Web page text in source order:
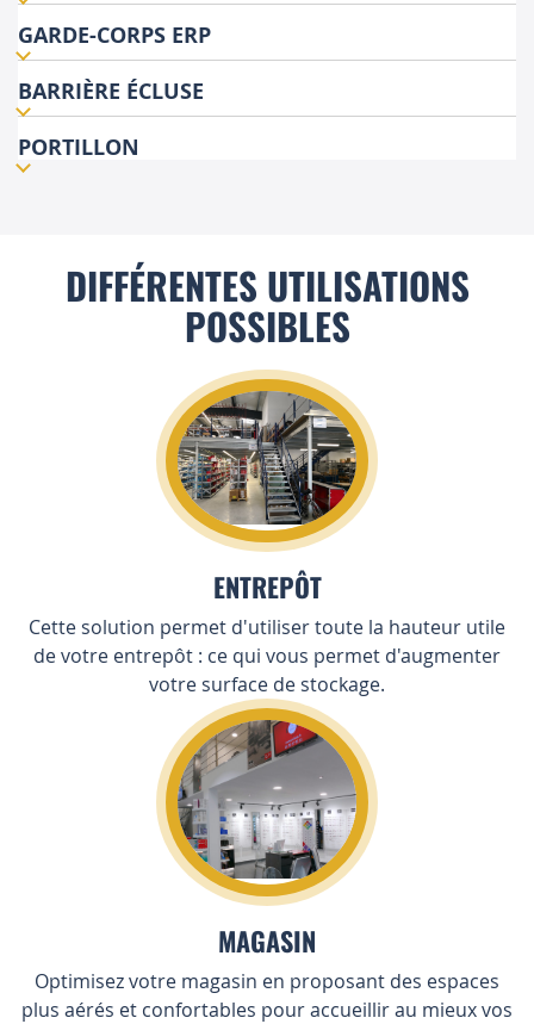
GARDE-CORPS ERP
BARRIÈRE ÉCLUSE
PORTILLON
DIFFÉRENTES UTILISATIONS
POSSIBLES
ENTREPÔT
Cette solution permet d'utiliser toute la hauteur utile
de votre entrepôt : ce qui vous permet d'augmenter
votre surface de stockage.
MAGASIN
Optimisez votre magasin en proposant des espaces
plus aérés et confortables pour accueillir au mieux vos